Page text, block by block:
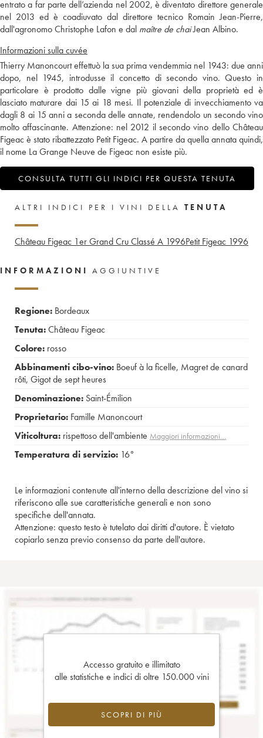
entrato a far parte dell’azienda nel 2002, è diventato direttore generale
nel 2013 ed è coadiuvato dal direttore tecnico Romain Jean-Pierre,
dall'agronomo Christophe Lafon e dal maître de chaiJean Albino.
Informazioni sulla cuvée
Thierry Manoncourt effettuò la sua prima vendemmia nel 1943: due anni
dopo, nel 1945, introdusse il concetto di secondo vino. Questo in
particolare è prodotto dalle vigne più giovani della proprietà ed è
lasciato maturare dai 15 ai 18 mesi. Il potenziale di invecchiamento va
dagli 8 ai 15 anni a seconda delle annate, rendendolo un secondo vino
molto affascinante. Attenzione: nel 2012 il secondo vino dello Château
Figeac è stato ribattezzato Petit Figeac. A partire da quella annata quindi,
il nome La Grange Neuve de Figeac non esiste più.
CONSULTA TUTTI GLI INDICI PER QUESTA TENUTA
ALTRI INDICI PER I VINI DELLA TENUTA
Château Figeac 1er Grand Cru Classé A 1996Petit Figeac 1996
INFORMAZIONI AGGIUNTIVE
Regione: Bordeaux
Tenuta:Château Figeac
Colore: rosso
Abbinamenti cibo-vino: Boeuf à la ficelle, Magret de canard
rôti, Gigot de sept heures
Denominazione: Saint-Émilion
Proprietario: Famille Manoncourt
Viticoltura: rispettoso dell'ambiente Maggiori informazioni…
Temperatura di servizio: 16°
Le informazioni contenute all'interno della descrizione del vino si
riferiscono alle sue caratteristiche generali e non sono
specifiche dell'annata.
Attenzione: questo testo è tutelato dai diritti d'autore. È vietato
copiarlo senza previo consenso da parte dell'autore.
Accesso gratuito e illimitato
alle statistiche e indici di oltre 150.000 vini
SCOPRI DI PIÙ